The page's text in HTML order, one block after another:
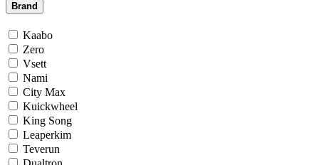
Brand
Kaabo
Zero
Vsett
Nami
City Max
Kuickwheel
King Song
Leaperkim
Teverun